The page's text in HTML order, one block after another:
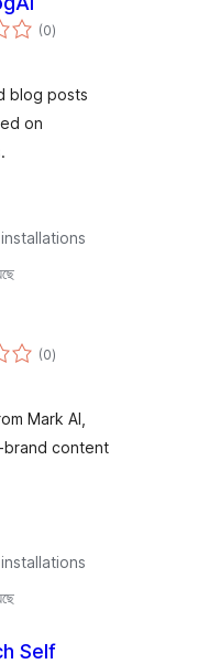
(0total
ratings
)
blog posts
on
(0total
ratings
)
Mark AI,
content
Self